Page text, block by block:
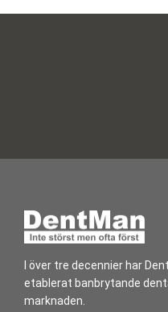
I över tre decennier har
etablerat banbrytande
marknaden.